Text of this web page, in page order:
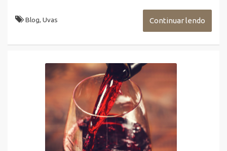
Continuar lendo
Blog, Uvas